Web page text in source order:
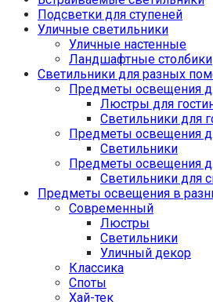
Подсветки для ступеней
Уличные светильники
Уличные настенные
Ландшафтные столбики
Светильники для разных
Предметы освещения
Люстры для
Светильники для
Предметы освещения
Светильники
Предметы освещения
Светильники для
Предметы освещения в
Cовременный
Люстры
Светильники
Уличный декор
Классика
Споты
Хай-тек